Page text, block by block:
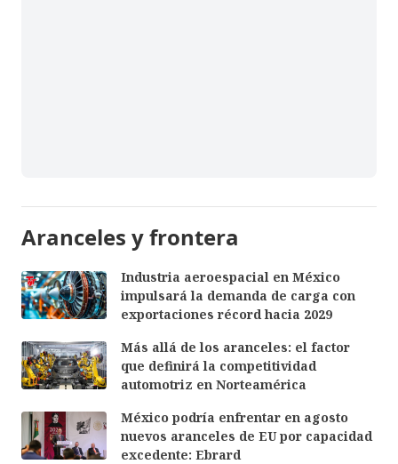
Aranceles y frontera
Industria aeroespacial en México
impulsará la demanda de carga con
exportaciones récord hacia 2029
Más allá de los aranceles: el factor
que definirá la competitividad
automotriz en Norteamérica
México podría enfrentar en agosto
nuevos aranceles de EU por capacidad
excedente: Ebrard